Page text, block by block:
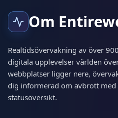
Om
Realtidsövervakning av över
digitala upplevelser världen
webbplatser ligger nere,
dig informerad om avbrott
statusöversikt.